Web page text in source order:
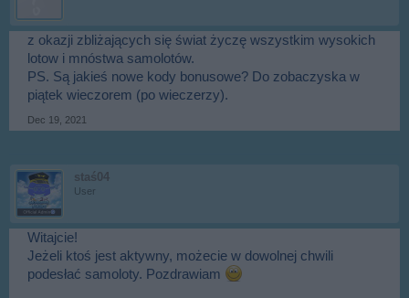
z okazji zbliżających się świat życzę wszystkim wysokich
lotow i mnóstwa samolotów.
PS. Są jakieś nowe kody bonusowe? Do zobaczyska w
piątek wieczorem (po wieczerzy).
Dec 19, 2021
staś04
User
Witajcie!
Jeżeli ktoś jest aktywny, możecie w dowolnej chwili
podesłać samoloty. Pozdrawiam